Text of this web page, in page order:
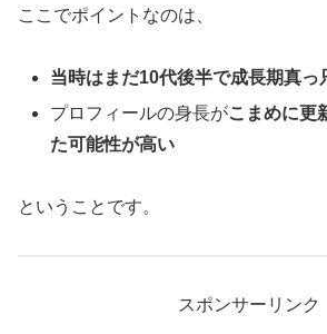
ここでポイントなのは、
当時はまだ10代後半で成長期真っ
プロフィールの身長がこまめに更
た可能性が高い
ということです。
スポンサーリンク